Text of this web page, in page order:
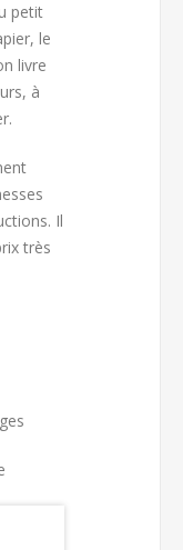
petit
le
livre
à
Il
très